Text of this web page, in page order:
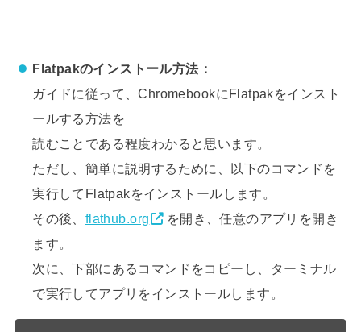
Flatpakのインストール方法：
ガイドに従って、ChromebookにFlatpakをインスト
ールする方法を
読むことである程度わかると思います。
ただし、簡単に説明するために、以下のコマンドを
実行してFlatpakをインストールします。
その後、 flathub.org
を開き、任意のアプリを開き
ます。
次に、下部にあるコマンドをコピーし、ターミナル
で実行してアプリをインストールします。